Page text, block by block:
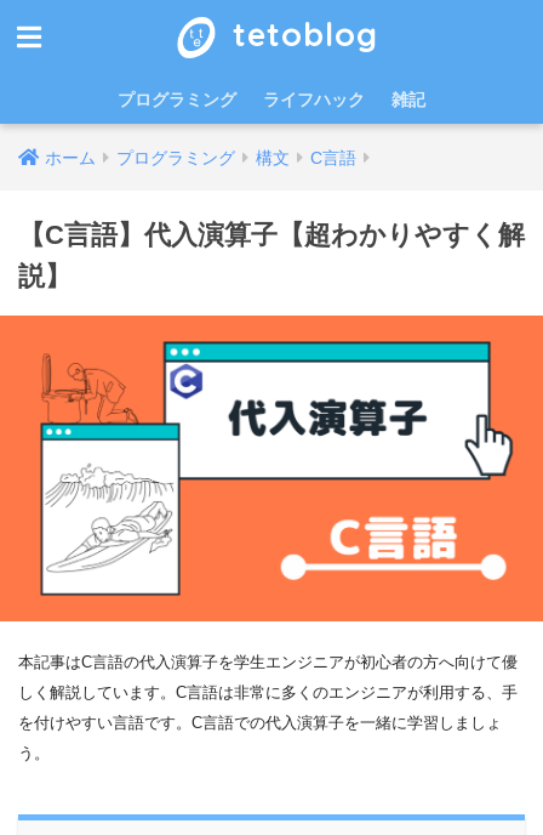
tetoblog
プログラミング ライフハック 雑記
ホーム プログラミング 構文 C言語
【C言語】代入演算子【超わかりやすく解
説】
本記事はC言語の代入演算子を学生エンジニアが初心者の方へ向けて優
しく解説しています。C言語は非常に多くのエンジニアが利用する、手
を付けやすい言語です。C言語での代入演算子を一緒に学習しましょ
う。